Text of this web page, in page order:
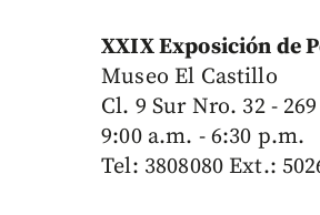
XXIX Exposición de
Museo El Castillo
Cl. 9 Sur Nro. 32 -
9:00 a.m. - 6:30 p.m.
Tel: 3808080 Ext.: